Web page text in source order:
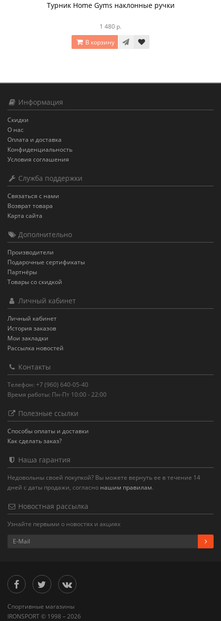
Турник Home Gyms наклонные ручки
1 480 р.
В корзину
Информация
Скидки
О нас
Оплата и доставка
Конфиденциальность
Условия соглашения
Служба поддержки
Связаться с нами
Возврат товара
Карта сайта
Дополнительно
Производители
Подарочные сертификаты
Партнёры
Товары со скидкой
Личный кабинет
Личный кабинет
История заказов
Мои закладки
Рассылка новостей
Контакты
Телефон: +7 (960) 640-05-40
Время работы: Пн-Пт 10:00 - 22:00
Полезные ссылки
Способы оплаты и доставки
Как сделать заказ?
Наша гарантия
Недовольны своей покупкой? Вы можете вернуть ее в течение 14
дней с даты продажи, согласно нашим правилам.
Новостная рассылка
Узнайте первыми о новостях и акциях
Спортивные магазины
IRONSPORT © 1998 – 2026